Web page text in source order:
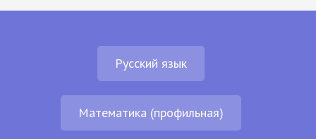
Русский язык
Математика (профильная)